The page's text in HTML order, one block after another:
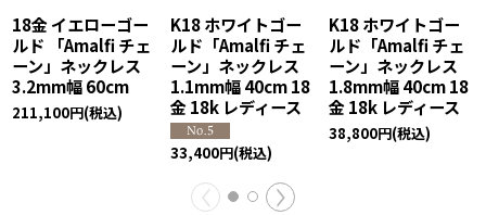
ェ
K18 ホワイトゴー
ルド「Amalfi チェ
ーン」ネックレス
1.1mm幅 40cm 18
金 18k レディース
K18 ホワイトゴー
ルド「Amalfi チェ
ーン」ネックレス
1.8mm幅 40cm 18
金 18k レディース
38,800
18金 イエローゴ
ルド 「Amalfi チ
ーン」ネックレス
1.8mm幅 60cm
52,700円(税込)